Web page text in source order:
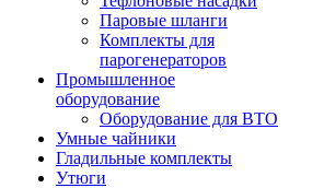
Паровые шланги
Комплекты для
парогенераторов
Промышленное
оборудование
Оборудование для ВТО
Умные чайники
Гладильные комплекты
Утюги